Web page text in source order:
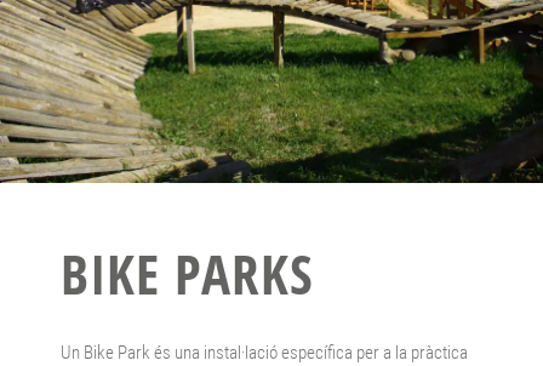
BIKE PARKS
Un Bike Park és una instal·lació específica per a la pràctica